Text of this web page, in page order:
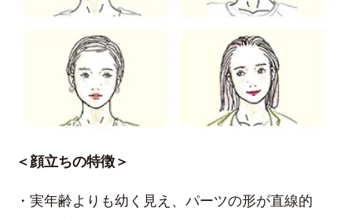
＜顔立ちの特徴＞
・実年齢よりも幼く見え、パーツの形が直線的